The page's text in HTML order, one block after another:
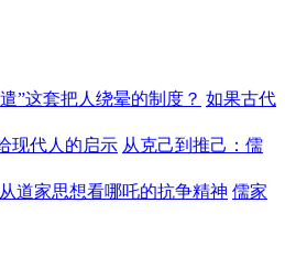
”这套把人绕晕的制度？ 如果古代
现代人的启示 从克己到推己：儒
道家思想看哪吒的抗争精神 儒家